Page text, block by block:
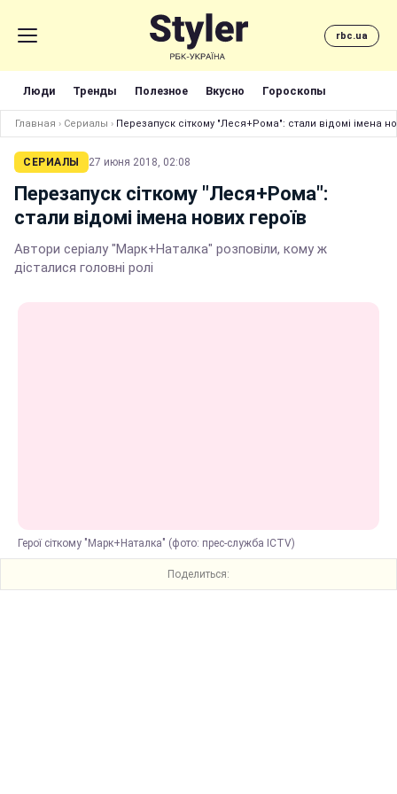
rbc.ua
Люди Тренды Полезное Вкусно Гороскопы
Главная › Сериалы › Перезапуск сіткому "Леся+Рома": стали відомі імена
СЕРИАЛЫ 27 июня 2018, 02:08
Перезапуск сіткому "Леся+Рома":
стали відомі імена нових героїв
Автори серіалу "Марк+Наталка" розповіли, кому ж
дісталися головні ролі
Герої сіткому "Марк+Наталка" (фото: прес-служба ICTV)
Поделиться: